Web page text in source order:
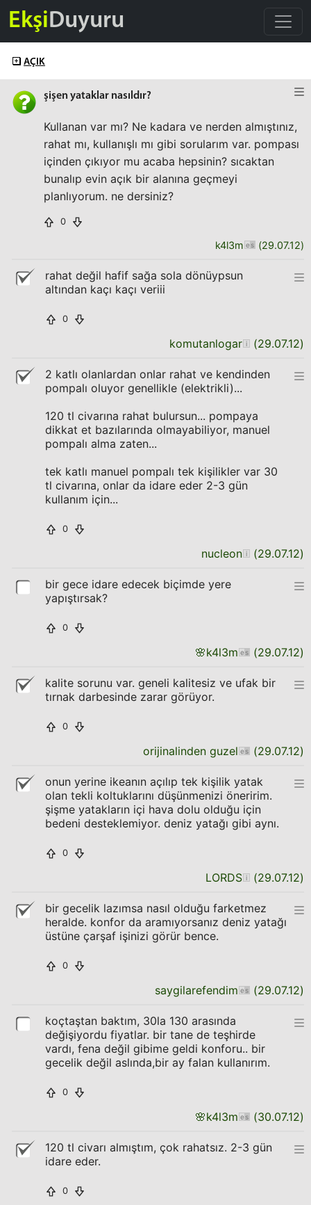
EkşiDuyuru
AÇIK
şişen yataklar nasıldır?
Kullanan var mı? Ne kadara ve nerden almıştınız,
rahat mı, kullanışlı mı gibi sorularım var. pompası
içinden çıkıyor mu acaba hepsinin? sıcaktan
bunalıp evin açık bir alanına geçmeyi
planlıyorum. ne dersiniz?
0
k4l3m (29.07.12)
rahat değil hafif sağa sola dönüypsun
altından kaçı kaçı veriii
0
komutanlogar (29.07.12)
2 katlı olanlardan onlar rahat ve kendinden
pompalı oluyor genellikle (elektrikli)...
120 tl civarına rahat bulursun... pompaya
dikkat et bazılarında olmayabiliyor, manuel
pompalı alma zaten...
tek katlı manuel pompalı tek kişilikler var 30
tl civarına, onlar da idare eder 2-3 gün
kullanım için...
0
nucleon (29.07.12)
bir gece idare edecek biçimde yere
yapıştırsak?
0
🌸k4l3m (29.07.12)
kalite sorunu var. geneli kalitesiz ve ufak bir
tırnak darbesinde zarar görüyor.
0
orijinalinden guzel (29.07.12)
onun yerine ikeanın açılıp tek kişilik yatak
olan tekli koltuklarını düşünmenizi öneririm.
şişme yatakların içi hava dolu olduğu için
bedeni desteklemiyor. deniz yatağı gibi aynı.
0
LORDS (29.07.12)
bir gecelik lazımsa nasıl olduğu farketmez
heralde. konfor da aramıyorsanız deniz yatağı
üstüne çarşaf işinizi görür bence.
0
saygilarefendim (29.07.12)
koçtaştan baktım, 30la 130 arasında
değişiyordu fiyatlar. bir tane de teşhirde
vardı, fena değil gibime geldi konforu.. bir
gecelik değil aslında,bir ay falan kullanırım.
0
🌸k4l3m (30.07.12)
120 tl civarı almıştım, çok rahatsız. 2-3 gün
idare eder.
0